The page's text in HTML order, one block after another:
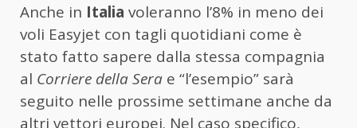
Anche in Italia voleranno l’8% in meno dei
voli Easyjet con tagli quotidiani come è
stato fatto sapere dalla stessa compagnia
al Corriere della Sera e “l’esempio” sarà
seguito nelle prossime settimane anche da
altri vettori europei. Nel caso specifico,